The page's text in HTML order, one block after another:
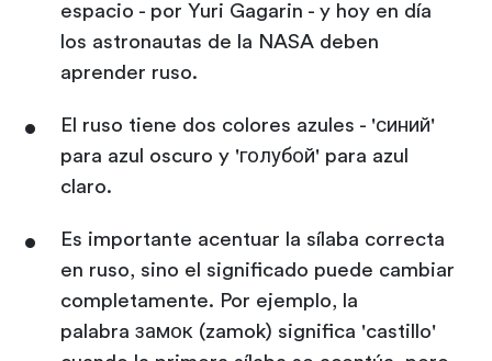
espacio - por Yuri Gagarin - y hoy en día
los astronautas de la NASA deben
aprender ruso.
El ruso tiene dos colores azules - 'синий'
para azul oscuro y 'голубой' para azul
claro.
Es importante acentuar la sílaba correcta
en ruso, sino el significado puede cambiar
completamente. Por ejemplo, la
palabra замок (zamok) significa 'castillo'